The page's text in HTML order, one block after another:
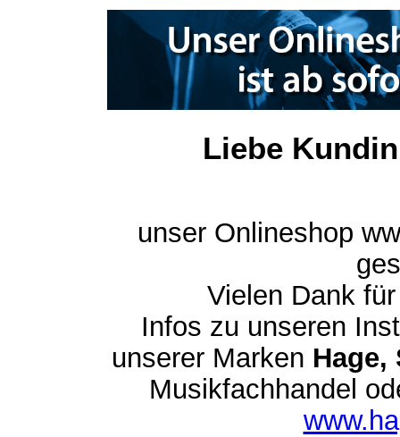
Liebe
unser Onlineshop
Vielen Dank
Infos zu unseren
unserer Marken Hage,
Musikfachhandel